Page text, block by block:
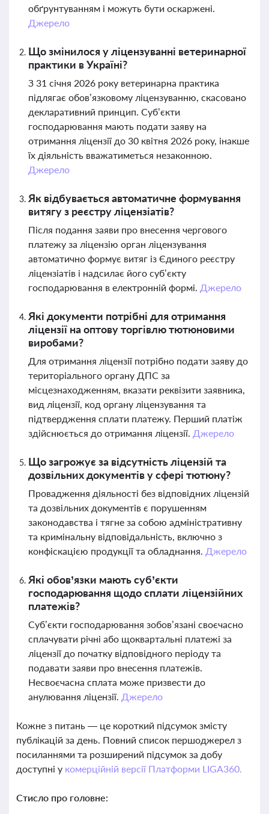
обґрунтуванням і можуть бути оскаржені.
Джерело
Що змінилося у ліцензуванні ветеринарної
практики в Україні?
З 31 січня 2026 року ветеринарна практика
підлягає обов’язковому ліцензуванню, скасовано
декларативний принцип. Суб’єкти
господарювання мають подати заяву на
отримання ліцензії до 30 квітня 2026 року, інакше
їх діяльність вважатиметься незаконною.
Джерело
Як відбувається автоматичне формування
витягу з реєстру ліцензіатів?
Після подання заяви про внесення чергового
платежу за ліцензію орган ліцензування
автоматично формує витяг із Єдиного реєстру
ліцензіатів і надсилає його суб’єкту
господарювання в електронній формі. Джерело
Які документи потрібні для отримання
ліцензії на оптову торгівлю тютюновими
виробами?
Для отримання ліцензії потрібно подати заяву до
територіального органу ДПС за
місцезнаходженням, вказати реквізити заявника,
вид ліцензії, код органу ліцензування та
підтвердження сплати платежу. Перший платіж
здійснюється до отримання ліцензії. Джерело
Що загрожує за відсутність ліцензій та
дозвільних документів у сфері тютюну?
Провадження діяльності без відповідних ліцензій
та дозвільних документів є порушенням
законодавства і тягне за собою адміністративну
та кримінальну відповідальність, включно з
конфіскацією продукції та обладнання. Джерело
Які обов’язки мають суб’єкти
господарювання щодо сплати ліцензійних
платежів?
Суб’єкти господарювання зобов’язані своєчасно
сплачувати річні або щоквартальні платежі за
ліцензії до початку відповідного періоду та
подавати заяви про внесення платежів.
Несвоєчасна сплата може призвести до
анулювання ліцензії. Джерело
Кожне з питань — це короткий підсумок змісту
публікацій за день. Повний список першоджерел з
посиланнями та розширений підсумок за добу
доступні у комерційній версії Платформи LIGA360.
Стисло про головне: